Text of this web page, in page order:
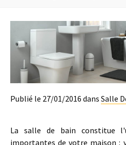
Publié le 27/01/2016 dans Salle
La salle de bain constitue
importantes de votre maison :